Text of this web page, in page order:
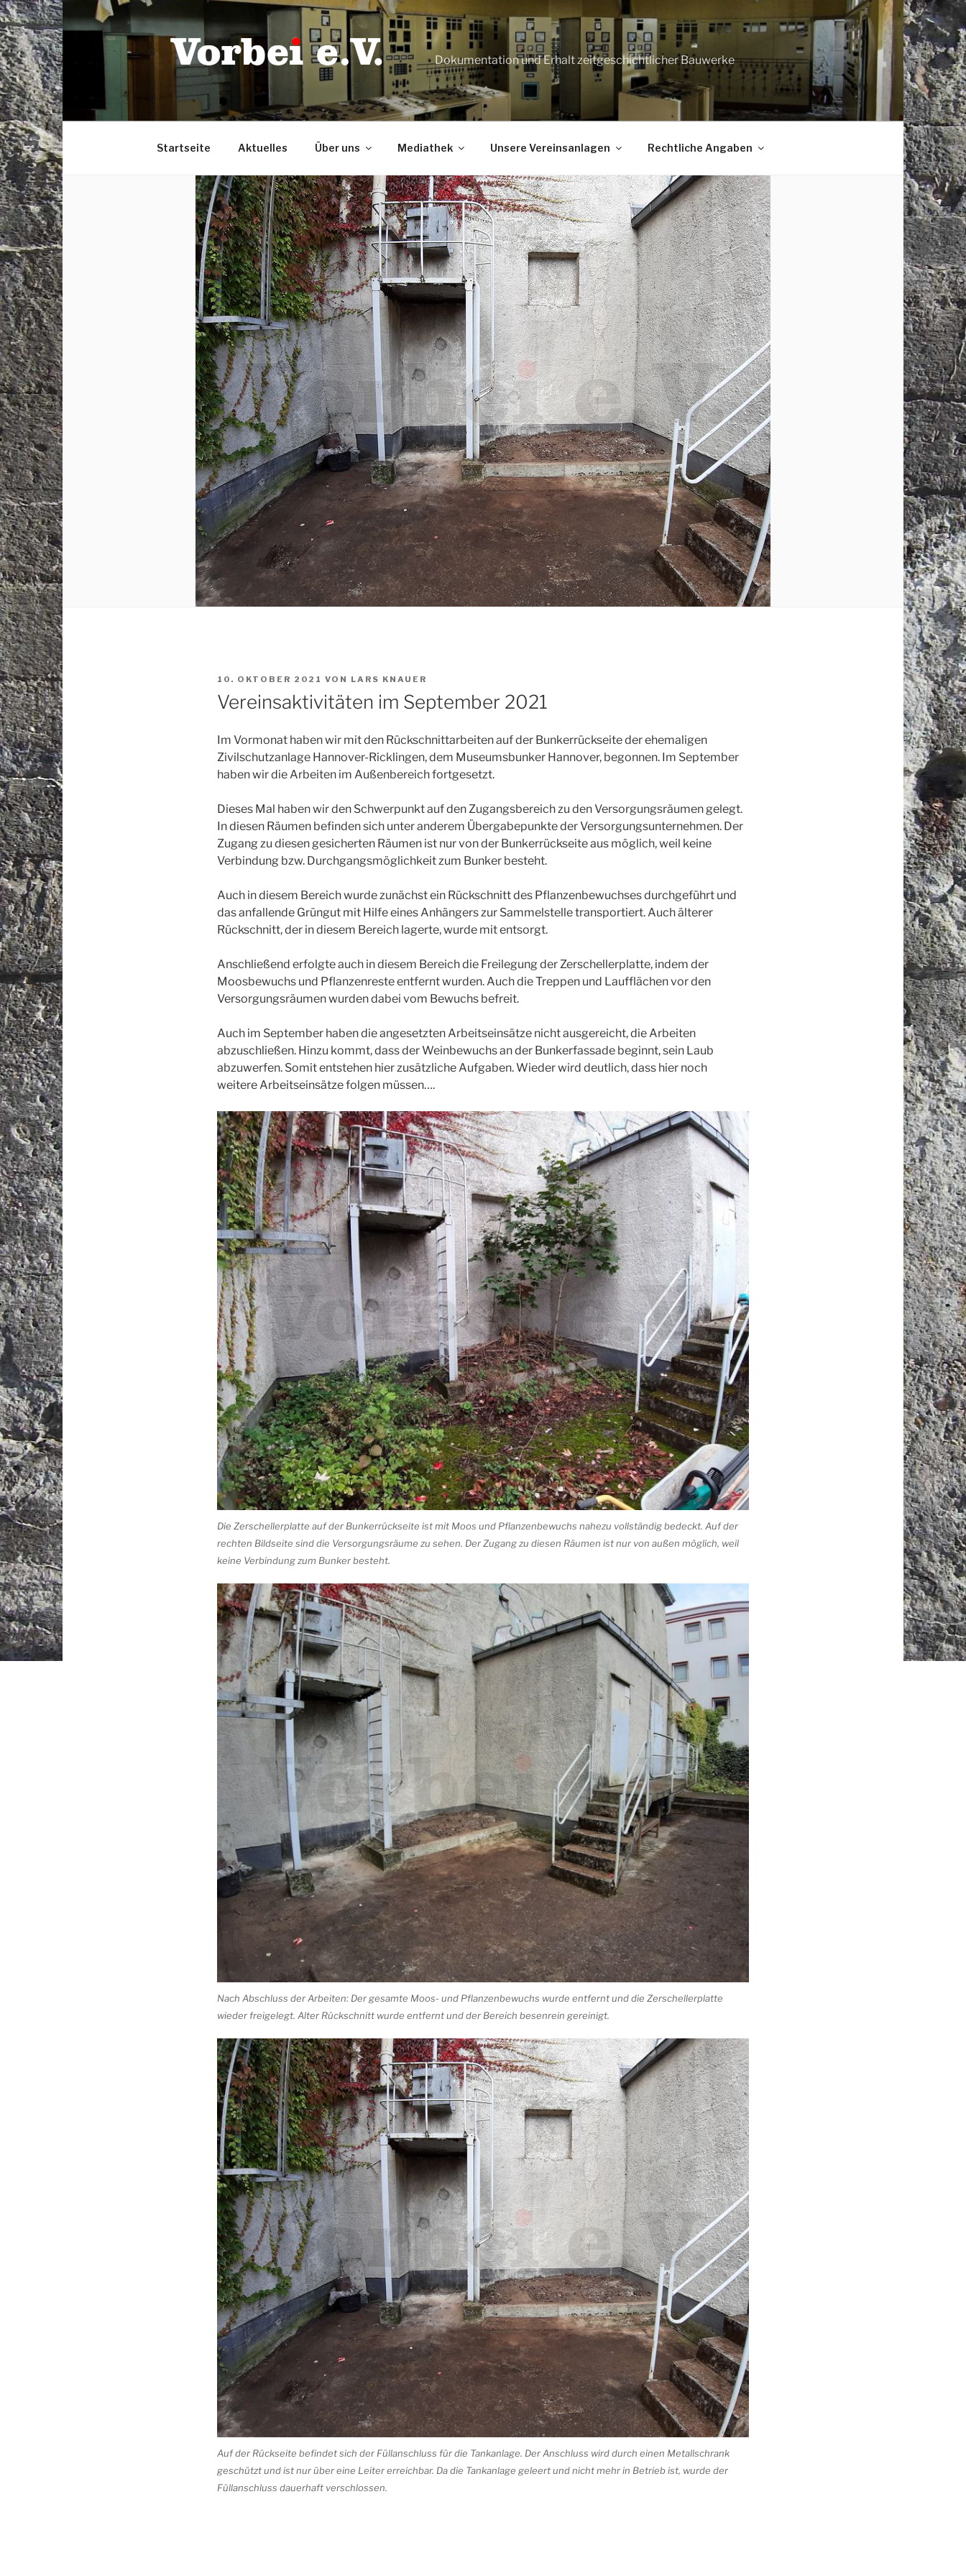
Zum
Inhalt
springen
Dokumentation und Erhalt zeitgeschichtlicher Bauwerke
Startseite Aktuelles Über uns Mediathek Unsere Vereinsanlagen Rechtliche Angaben
VERÖFFENTLICHT
AM
10. OKTOBER 2021 VON LARS KNAUER
Vereinsaktivitäten im September 2021
Im Vormonat haben wir mit den Rückschnittarbeiten auf der Bunkerrückseite der ehemaligen
Zivilschutzanlage Hannover-Ricklingen, dem Museumsbunker Hannover, begonnen. Im September
haben wir die Arbeiten im Außenbereich fortgesetzt.
Dieses Mal haben wir den Schwerpunkt auf den Zugangsbereich zu den Versorgungsräumen gelegt.
In diesen Räumen befinden sich unter anderem Übergabepunkte der Versorgungsunternehmen. Der
Zugang zu diesen gesicherten Räumen ist nur von der Bunkerrückseite aus möglich, weil keine
Verbindung bzw. Durchgangsmöglichkeit zum Bunker besteht.
Auch in diesem Bereich wurde zunächst ein Rückschnitt des Pflanzenbewuchses durchgeführt und
das anfallende Grüngut mit Hilfe eines Anhängers zur Sammelstelle transportiert. Auch älterer
Rückschnitt, der in diesem Bereich lagerte, wurde mit entsorgt.
Anschließend erfolgte auch in diesem Bereich die Freilegung der Zerschellerplatte, indem der
Moosbewuchs und Pflanzenreste entfernt wurden. Auch die Treppen und Laufflächen vor den
Versorgungsräumen wurden dabei vom Bewuchs befreit.
Auch im September haben die angesetzten Arbeitseinsätze nicht ausgereicht, die Arbeiten
abzuschließen. Hinzu kommt, dass der Weinbewuchs an der Bunkerfassade beginnt, sein Laub
abzuwerfen. Somit entstehen hier zusätzliche Aufgaben. Wieder wird deutlich, dass hier noch
weitere Arbeitseinsätze folgen müssen….
Die Zerschellerplatte auf der Bunkerrückseite ist mit Moos und Pflanzenbewuchs nahezu vollständig bedeckt. Auf der
rechten Bildseite sind die Versorgungsräume zu sehen. Der Zugang zu diesen Räumen ist nur von außen möglich, weil
keine Verbindung zum Bunker besteht.
Nach Abschluss der Arbeiten: Der gesamte Moos- und Pflanzenbewuchs wurde entfernt und die Zerschellerplatte
wieder freigelegt. Alter Rückschnitt wurde entfernt und der Bereich besenrein gereinigt.
Auf der Rückseite befindet sich der Füllanschluss für die Tankanlage. Der Anschluss wird durch einen Metallschrank
geschützt und ist nur über eine Leiter erreichbar. Da die Tankanlage geleert und nicht mehr in Betrieb ist, wurde der
Füllanschluss dauerhaft verschlossen.